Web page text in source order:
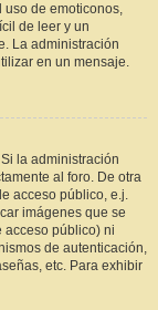
uso de emoticonos,
de leer y un
La administración
en un mensaje.
la administración
al foro. De otra
acceso público, e.j.
imágenes que se
acceso público) ni
de autenticación,
etc. Para exhibir